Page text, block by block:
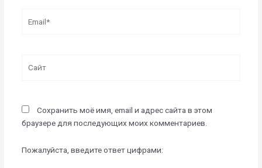
Сохранить моё имя, email и адрес сайта в этом
браузере для последующих моих комментариев.
Пожалуйста, введите ответ цифрами: